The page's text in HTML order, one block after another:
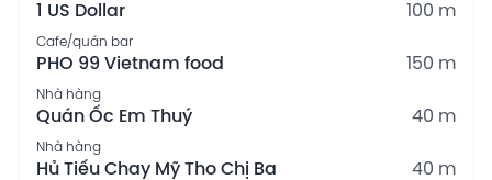
1 US Dollar 100 m
Cafe/quán bar
PHO 99 Vietnam food 150 m
Nhà hàng
Quán Ốc Em Thuý 40 m
Nhà hàng
Hủ Tiếu Chay Mỹ Tho Chị Ba 40 m